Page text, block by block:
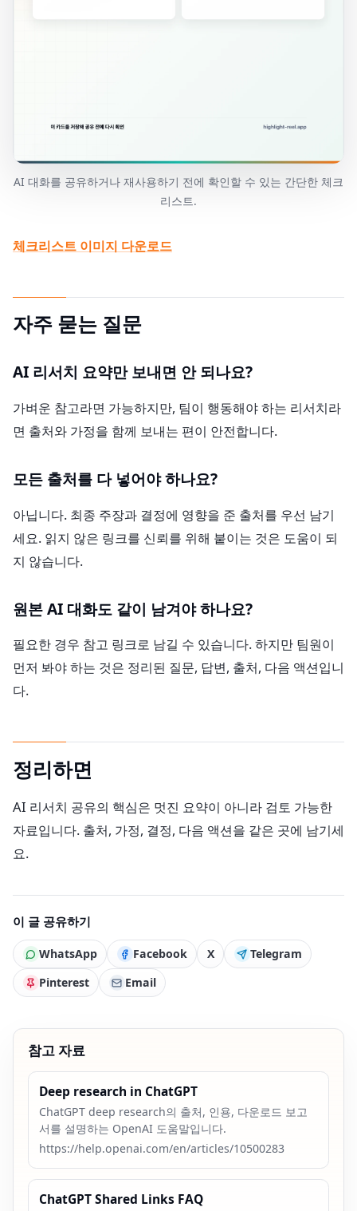
AI 대화를 공유하거나 재사용하기 전에 확인할 수 있는 간단한 체크
리스트.
체크리스트 이미지 다운로드
자주 묻는 질문
AI 리서치 요약만 보내면 안 되나요?
가벼운 참고라면 가능하지만, 팀이 행동해야 하는 리서치라
면 출처와 가정을 함께 보내는 편이 안전합니다.
모든 출처를 다 넣어야 하나요?
아닙니다. 최종 주장과 결정에 영향을 준 출처를 우선 남기
세요. 읽지 않은 링크를 신뢰를 위해 붙이는 것은 도움이 되
지 않습니다.
원본 AI 대화도 같이 남겨야 하나요?
필요한 경우 참고 링크로 남길 수 있습니다. 하지만 팀원이
먼저 봐야 하는 것은 정리된 질문, 답변, 출처, 다음 액션입니
다.
정리하면
AI 리서치 공유의 핵심은 멋진 요약이 아니라 검토 가능한
자료입니다. 출처, 가정, 결정, 다음 액션을 같은 곳에 남기세
요.
이 글 공유하기
WhatsApp Facebook X
Telegram
Pinterest
Email
참고 자료
Deep research in ChatGPT
ChatGPT deep research의 출처, 인용, 다운로드 보고
서를 설명하는 OpenAI 도움말입니다.
https://help.openai.com/en/articles/10500283
ChatGPT Shared Links FAQ